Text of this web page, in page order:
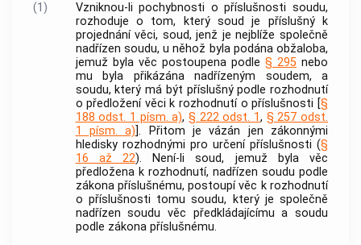
(1)
Vzniknou-li pochybnosti o příslušnosti soudu,
rozhoduje o tom, který soud je příslušný k
projednání věci, soud, jenž je nejblíže společně
nadřízen soudu, u něhož byla podána obžaloba,
jemuž byla věc postoupena podle § 295nebo
mu byla přikázána nadřízeným soudem, a
soudu, který má být příslušný podle rozhodnutí
o předložení věci k rozhodnutí o příslušnosti [§
188 odst. 1 písm. a), § 222 odst. 1, § 257 odst.
1 písm. a)]. Přitom je vázán jen zákonnými
hledisky rozhodnými pro určení příslušnosti (§
16 až 22). Není-li soud, jemuž byla věc
předložena k rozhodnutí, nadřízen soudu podle
zákona příslušnému, postoupí věc k rozhodnutí
o příslušnosti tomu soudu, který je společně
nadřízen soudu věc předkládajícímu a soudu
podle zákona příslušnému.